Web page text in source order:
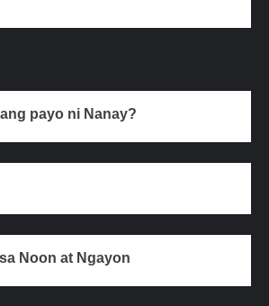
payo ni Nanay?
Noon at Ngayon